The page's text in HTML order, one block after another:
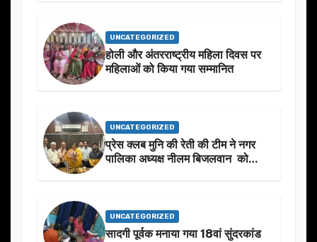
UNCATEGORIZED
होली और अंतरराष्ट्रीय महिला दिवस पर
महिलाओं को किया गया सम्मानित
UNCATEGORIZED
प्रेस क्लब मुनि की रेती की टीम ने नगर
पालिका अध्यक्ष नीलम बिजलवान को
UNCATEGORIZED
सादगी पूर्वक मनाया गया 18वां सुंदरकांड